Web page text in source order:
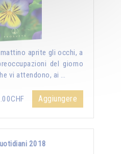
aprite gli occhi, a
del giorno
vi attendono, ai …
Aggiungere
2018